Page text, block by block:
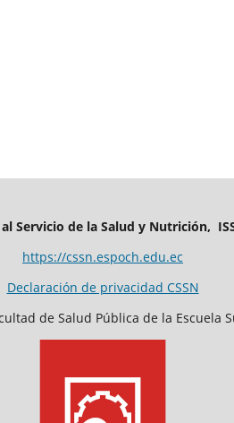
al Servicio de la Salud y Nutrición,
https://cssn.espoch.edu.ec
Declaración de privacidad CSSN
de Salud Pública de la Escuela